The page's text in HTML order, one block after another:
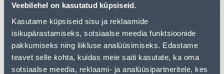
Veebilehel on kasutatud küpsiseid.
Kasutame küpsiseid sisu ja reklaamide
isikupärastamiseks, sotsiaalse meedia funktsioonide
pakkumiseks ning liikluse analüüsimiseks. Edastame
teavet selle kohta, kuidas meie saiti kasutate, ka oma
sotsiaalse meedia, reklaami- ja analüüsipartneritele, kes
kasvuhoonetes.
• Kasutusvalmis sööt, mis sisaldab 24,2 g/kg
raud(III)fosfaati.
• Kogus on 20 kg.
• 14-päevane tagastusõigus.